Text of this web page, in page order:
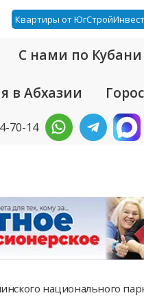
Квартиры от ЮгСтройИнвест
С нами по Кубани
в Абхазии
70-14
национального